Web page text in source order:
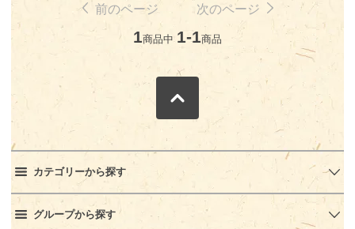
前のページ 次のページ
1商品中 1-1商品
カテゴリーから探す
グループから探す